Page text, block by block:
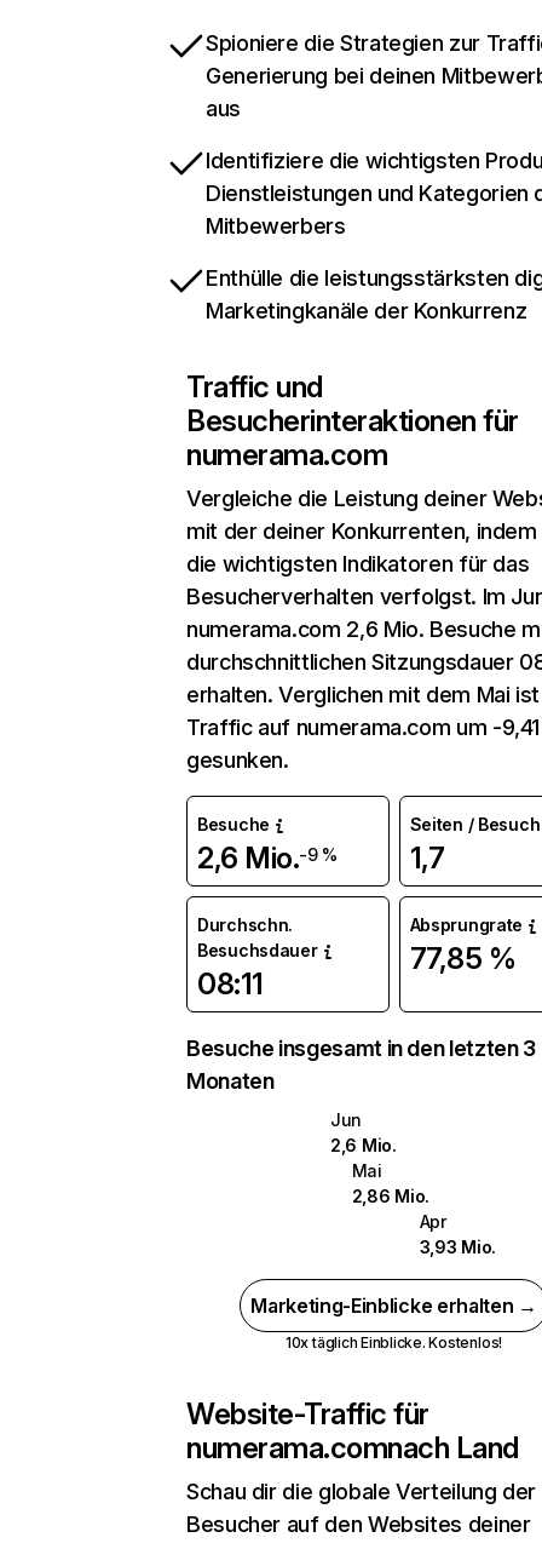
Spioniere die Strategien zur
Generierung bei deinen
aus
Identifiziere die wichtigsten
Dienstleistungen und Kategorien
Mitbewerbers
Enthülle die leistungsstärksten
Marketingkanäle der Konkurrenz
Traffic und
Besucherinteraktionen für
numerama.com
Vergleiche die Leistung deiner
mit der deiner Konkurrenten, indem
die wichtigsten Indikatoren für das
Besucherverhalten verfolgst. Im
numerama.com 2,6 Mio. Besuche
durchschnittlichen Sitzungsdauer
erhalten. Verglichen mit dem Mai
Traffic auf numerama.com um -
gesunken.
Besuche
2,6 Mio.-9 %
Seiten / Besuch
1,7
Durchschn.
Besuchsdauer
08:11
Absprungrate
77,85 %
Besuche insgesamt in den letzten 3
Monaten
Jun
2,6 Mio.
Mai
2,86 Mio.
Apr
3,93 Mio.
Marketing-Einblicke erhalten →
10x täglich Einblicke. Kostenlos!
Website-Traffic für
numerama.comnach Land
Schau dir die globale Verteilung der
Besucher auf den Websites deiner